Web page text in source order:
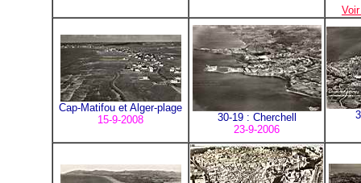
Cap-Matifou et Alger-plage
15-9-2008
30-19 : Cherchell
23-9-2006